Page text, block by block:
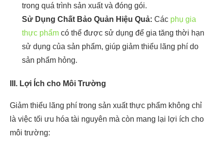
trong quá trình sản xuất và đóng gói.
Sử Dụng Chất Bảo Quản Hiệu Quả: Các phụ gia
thực phẩm có thể được sử dụng để gia tăng thời hạn
sử dụng của sản phẩm, giúp giảm thiểu lãng phí do
sản phẩm hỏng.
III. Lợi Ích cho Môi Trường
Giảm thiểu lãng phí trong sản xuất thực phẩm không chỉ
là việc tối ưu hóa tài nguyên mà còn mang lại lợi ích cho
môi trường: